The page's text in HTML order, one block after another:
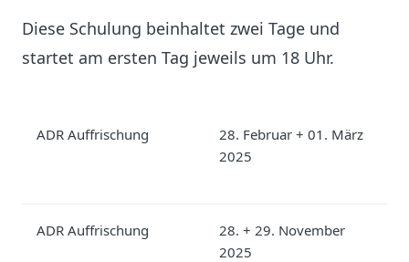
Diese Schulung beinhaltet zwei Tage und
startet am ersten Tag jeweils um 18 Uhr.
ADR Auffrischung
28. Februar + 01. März
2025
ADR Auffrischung
28. + 29. November
2025